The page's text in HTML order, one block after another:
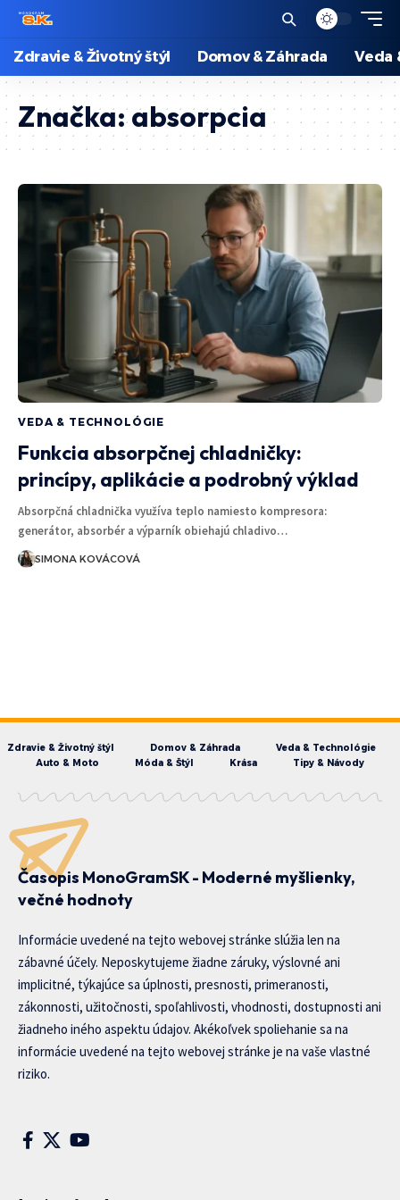
Zdravie & Životný štýl Domov & Záhrada Veda
Značka:absorpcia
VEDA & TECHNOLÓGIE
Funkcia absorpčnej chladničky:
princípy, aplikácie a podrobný výklad
Absorpčná chladnička využíva teplo namiesto kompresora:
generátor, absorbér a výparník obiehajú chladivo…
SIMONA KOVÁCOVÁ
Zdravie & Životný štýl Domov & Záhrada
Veda & Technológie
Auto & Moto
Móda & Štýl Krása Tipy & Návody
Časopis MonoGramSK - Moderné myšlienky,
večné hodnoty
Informácie uvedené na tejto webovej stránke slúžia len na
zábavné účely. Neposkytujeme žiadne záruky, výslovné ani
implicitné, týkajúce sa úplnosti, presnosti, primeranosti,
zákonnosti, užitočnosti, spoľahlivosti, vhodnosti, dostupnosti ani
žiadneho iného aspektu údajov. Akékoľvek spoliehanie sa na
informácie uvedené na tejto webovej stránke je na vaše vlastné
riziko.